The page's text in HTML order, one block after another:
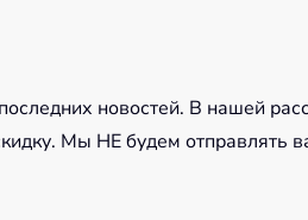
новостей. В нашей
Мы НЕ будем отправлять